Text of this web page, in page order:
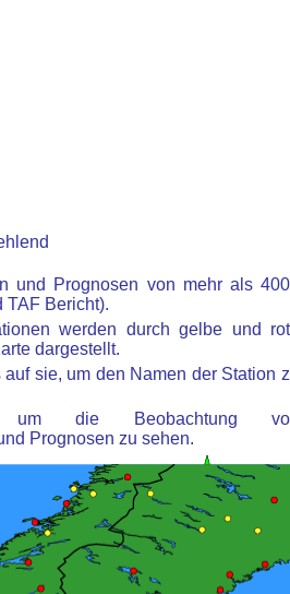
und Prognosen von mehr als
TAF Bericht).
werden durch gelbe und
dargestellt.
sie, um den Namen der Station
um die Beobachtung
Prognosen zu sehen.